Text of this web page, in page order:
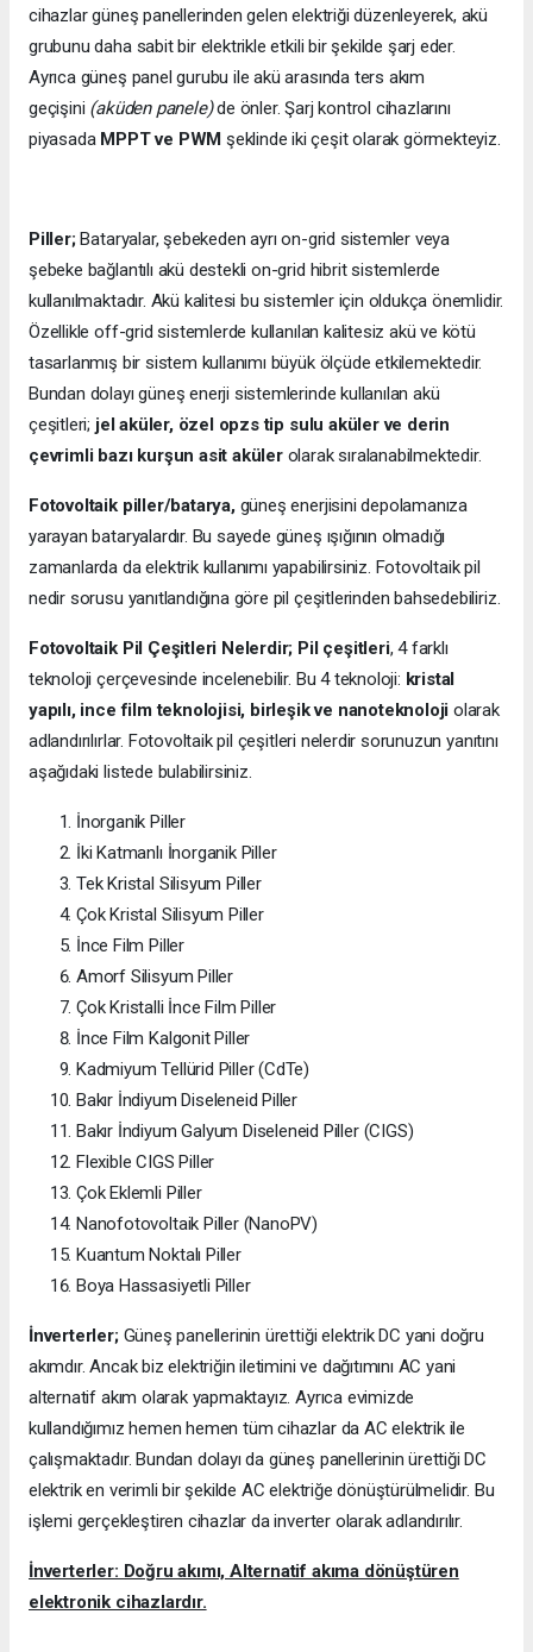
cihazlar güneş panellerinden gelen elektriği düzenleyerek, akü
grubunu daha sabit bir elektrikle etkili bir şekilde şarj eder.
Ayrıca güneş panel gurubu ile akü arasında ters akım
geçişini (aküden panele)de önler. Şarj kontrol cihazlarını
piyasada MPPT ve PWM şeklinde iki çeşit olarak görmekteyiz.
Piller;Bataryalar, şebekeden ayrı on-grid sistemler veya
şebeke bağlantılı akü destekli on-grid hibrit sistemlerde
kullanılmaktadır. Akü kalitesi bu sistemler için oldukça önemlidir.
Özellikle off-grid sistemlerde kullanılan kalitesiz akü ve kötü
tasarlanmış bir sistem kullanımı büyük ölçüde etkilemektedir.
Bundan dolayı güneş enerji sistemlerinde kullanılan akü
çeşitleri; jel aküler, özel opzs tip sulu aküler ve derin
çevrimli bazı kurşun asit akülerolarak sıralanabilmektedir.
Fotovoltaik piller/batarya,güneş enerjisini depolamanıza
yarayan bataryalardır. Bu sayede güneş ışığının olmadığı
zamanlarda da elektrik kullanımı yapabilirsiniz. Fotovoltaik pil
nedir sorusu yanıtlandığına göre pil çeşitlerinden bahsedebiliriz.
Fotovoltaik Pil Çeşitleri Nelerdir; Pil çeşitleri, 4 farklı
teknoloji çerçevesinde incelenebilir. Bu 4 teknoloji: kristal
yapılı, ince film teknolojisi, birleşik ve nanoteknoloji olarak
adlandırılırlar. Fotovoltaik pil çeşitleri nelerdir sorunuzun yanıtını
aşağıdaki listede bulabilirsiniz.
İnorganik Piller
İki Katmanlı İnorganik Piller
Tek Kristal Silisyum Piller
Çok Kristal Silisyum Piller
İnce Film Piller
Amorf Silisyum Piller
Çok Kristalli İnce Film Piller
İnce Film Kalgonit Piller
Kadmiyum Tellürid Piller (CdTe)
Bakır İndiyum Diseleneid Piller
Bakır İndiyum Galyum Diseleneid Piller (CIGS)
Flexible CIGS Piller
Çok Eklemli Piller
Nanofotovoltaik Piller (NanoPV)
Kuantum Noktalı Piller
Boya Hassasiyetli Piller
İnverterler;Güneş panellerinin ürettiği elektrik DC yani doğru
akımdır. Ancak biz elektriğin iletimini ve dağıtımını AC yani
alternatif akım olarak yapmaktayız. Ayrıca evimizde
kullandığımız hemen hemen tüm cihazlar da AC elektrik ile
çalışmaktadır. Bundan dolayı da güneş panellerinin ürettiği DC
elektrik en verimli bir şekilde AC elektriğe dönüştürülmelidir. Bu
işlemi gerçekleştiren cihazlar da inverter olarak adlandırılır.
İnverterler: Doğru akımı, Alternatif akıma dönüştüren
elektronik cihazlardır.